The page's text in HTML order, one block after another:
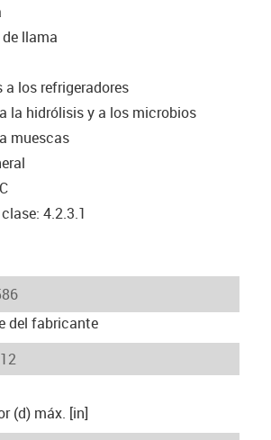
llama
a los refrigeradores
la hidrólisis y a los microbios
muescas
4.2.3.1
del fabricante
(d) máx. [in]